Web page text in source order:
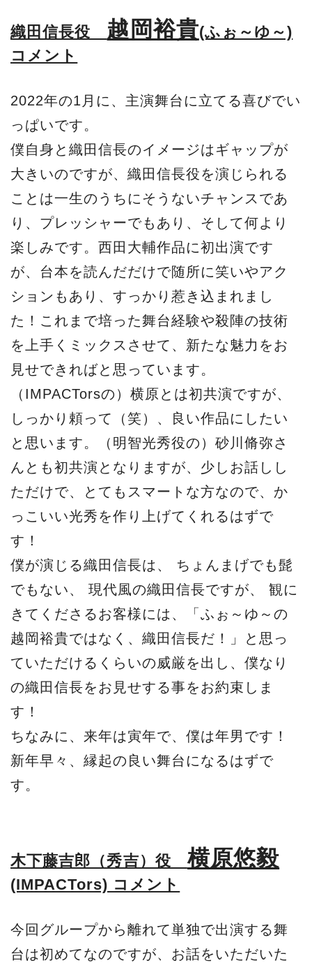
織田信長役 越岡裕貴(ふぉ～ゆ～)
コメント
2022年の1月に、主演舞台に立てる喜びでい
っぱいです。
僕自身と織田信長のイメージはギャップが
大きいのですが、織田信長役を演じられる
ことは一生のうちにそうないチャンスであ
り、プレッシャーでもあり、そして何より
楽しみです。西田大輔作品に初出演です
が、台本を読んだだけで随所に笑いやアク
ションもあり、すっかり惹き込まれまし
た！これまで培った舞台経験や殺陣の技術
を上手くミックスさせて、新たな魅力をお
見せできればと思っています。
（IMPACTorsの）横原とは初共演ですが、
しっかり頼って（笑）、良い作品にしたい
と思います。（明智光秀役の）砂川脩弥さ
んとも初共演となりますが、少しお話しし
ただけで、とてもスマートな方なので、か
っこいい光秀を作り上げてくれるはずで
す！
僕が演じる織田信長は、 ちょんまげでも髭
でもない、 現代風の織田信長ですが、 観に
きてくださるお客様には、「ふぉ～ゆ～の
越岡裕貴ではなく、織田信長だ！」と思っ
ていただけるくらいの威厳を出し、僕なり
の織田信長をお見せする事をお約束しま
す！
ちなみに、来年は寅年で、僕は年男です！
新年早々、縁起の良い舞台になるはずで
す。
木下藤吉郎（秀吉）役横原悠毅
(IMPACTors) コメント
今回グループから離れて単独で出演する舞
台は初めてなのですが、お話をいただいた